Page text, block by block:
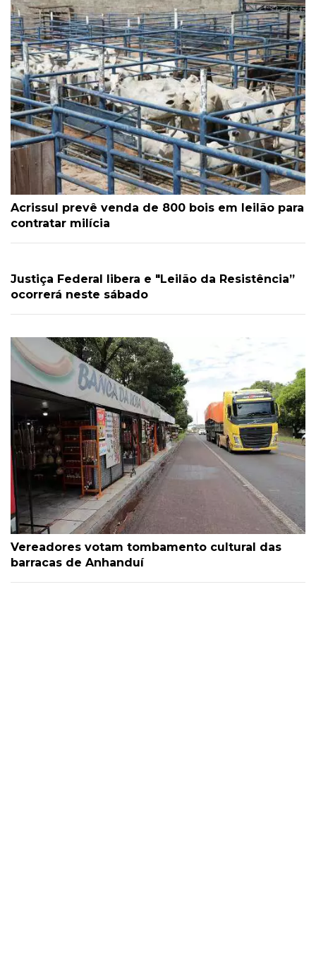
Acrissul prevê venda de 800 bois em leilão para
contratar milícia
Justiça Federal libera e "Leilão da Resistência”
ocorrerá neste sábado
Vereadores votam tombamento cultural das
barracas de Anhanduí